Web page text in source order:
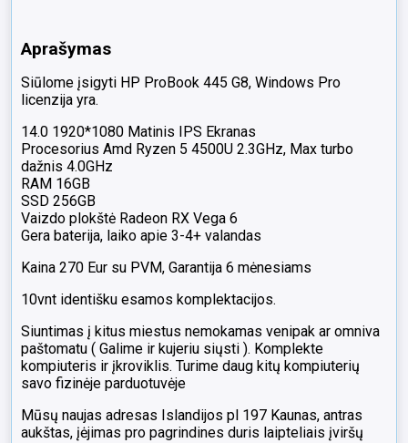
SSD
Aprašymas
Siūlome įsigyti HP ProBook 445 G8, Windows Pro
licenzija yra.
14.0 1920*1080 Matinis IPS Ekranas
Procesorius Amd Ryzen 5 4500U 2.3GHz, Max turbo
dažnis 4.0GHz
RAM 16GB
SSD 256GB
Vaizdo plokštė Radeon RX Vega 6
Gera baterija, laiko apie 3-4+ valandas
Kaina 270 Eur su PVM, Garantija 6 mėnesiams
10vnt identišku esamos komplektacijos.
Siuntimas į kitus miestus nemokamas venipak ar omniva
paštomatu ( Galime ir kujeriu siųsti ). Komplekte
kompiuteris ir įkroviklis. Turime daug kitų kompiuterių
savo fizinėje parduotuvėje
Mūsų naujas adresas Islandijos pl 197 Kaunas, antras
aukštas, įėjimas pro pagrindines duris laipteliais įviršų